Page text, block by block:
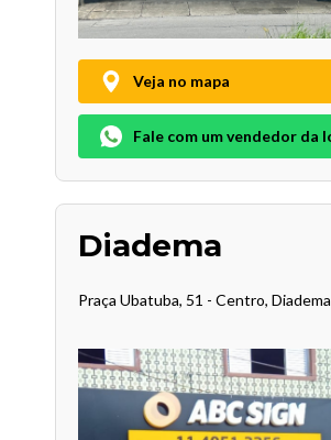
Veja no mapa
Fale com um vendedor da
Diadema
Praça Ubatuba, 51 - Centro,